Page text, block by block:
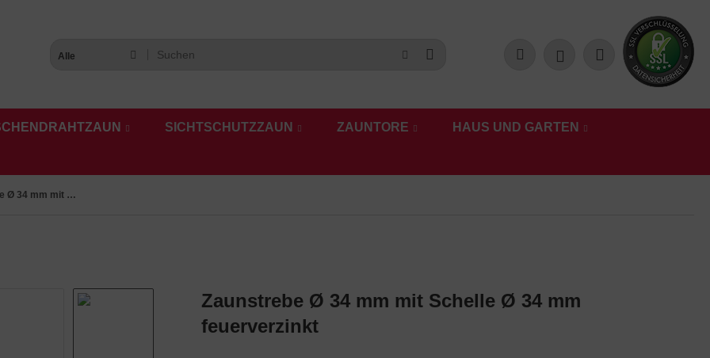
Alle
SICHTSCHUTZZAUN ZAUNTORE HAUS UND GARTEN
Zaunstrebe Ø 34 mm mit Schelle Ø 34 mm feuerverzinkt
Zaunstrebe Ø 34 mm mit Schelle Ø 34 mm
feuerverzinkt